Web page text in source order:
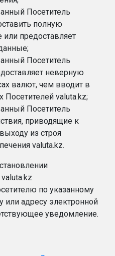
Посетитель
полную
предоставляет
Посетитель
неверную
валют, чем вводит в
Посетителей valuta.kz;
Посетитель
приводящие к
из строя
valuta.kz.
по указанному
или адресу электронной
уведомление.